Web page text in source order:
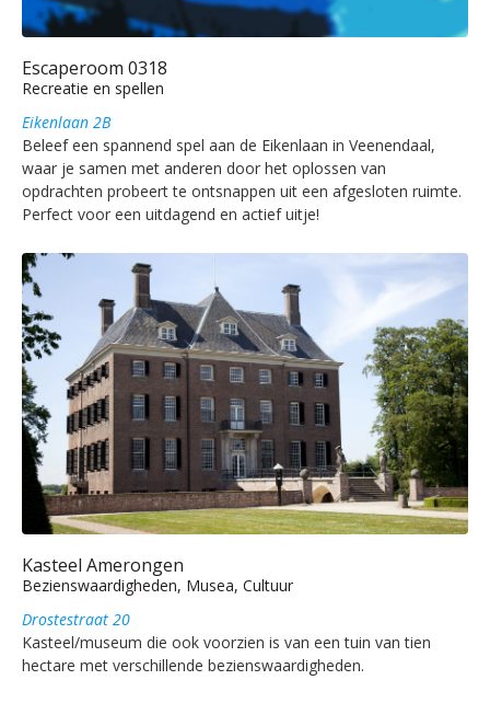
Escaperoom 0318
Recreatie en spellen
Eikenlaan 2B
Beleef een spannend spel aan de Eikenlaan in Veenendaal,
waar je samen met anderen door het oplossen van
opdrachten probeert te ontsnappen uit een afgesloten ruimte.
Perfect voor een uitdagend en actief uitje!
Kasteel Amerongen
Bezienswaardigheden, Musea, Cultuur
Drostestraat 20
Kasteel/museum die ook voorzien is van een tuin van tien
hectare met verschillende bezienswaardigheden.